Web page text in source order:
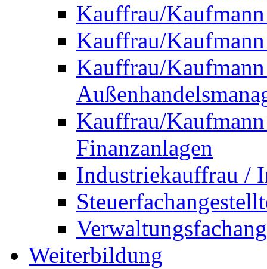
Kauffrau/
Kauffrau/
Kauffrau/
Kauffrau/
Finanzanlagen
Industriekauffrau /
Weiterbildung